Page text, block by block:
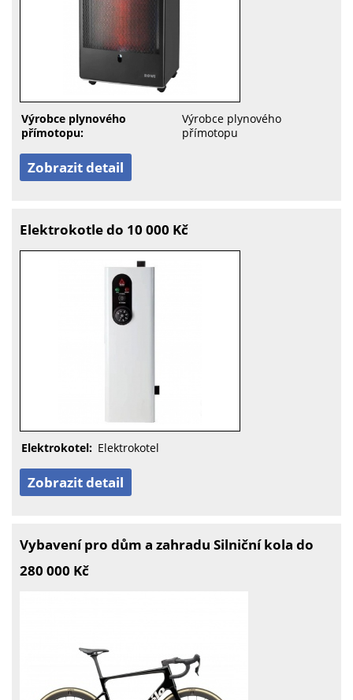
Výrobce plynového
přímotopu:
Výrobce plynového
přímotopu
Zobrazit detail
Elektrokotle do 10 000 Kč
Elektrokotel: Elektrokotel
Zobrazit detail
Vybavení pro dům a zahradu Silniční kola do
280 000 Kč